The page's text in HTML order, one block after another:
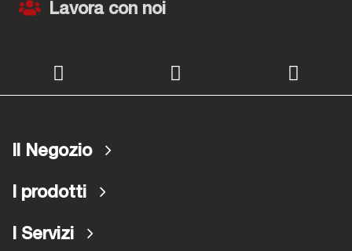
Lavora con noi
Il Negozio
I prodotti
I Servizi